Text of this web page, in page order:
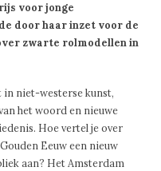
voor jonge
door haar inzet voor de
zwarte rolmodellen in
in niet-westerse kunst,
het woord en nieuwe
Hoe vertel je over
Eeuw een nieuw
aan? Het Amsterdam